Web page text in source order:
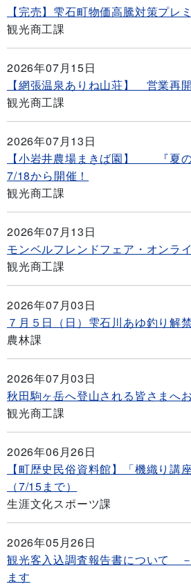
【完売】雫石町物価高騰対策プレ
観光商工課
2026年07月15日
【網張温泉ありね山荘】 営業再
観光商工課
2026年07月13日
【小岩井農場まきば園】 『夏
7/18から開催！
観光商工課
2026年07月13日
モンベルフレンドフェア・オンラ
観光商工課
2026年07月03日
７月５日（日）雫石川あゆ釣り解
農林課
2026年07月03日
秋田駒ヶ岳へ登山される皆さまへ
観光商工課
2026年06月26日
【町歴史民俗資料館】「機織り講
（7/15まで）
生涯文化スポーツ課
2026年05月26日
観光客入込調査報告書について
ます